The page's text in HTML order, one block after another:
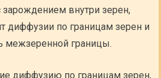
внутри зерен,
диффузии по границам зерен и
межзеренной границы.
диффузию по границам зерен,